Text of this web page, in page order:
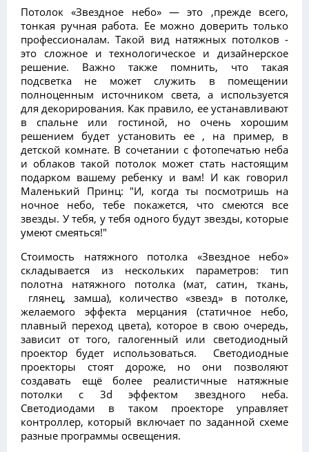
Потолок «Звездное небо» — это ,прежде всего,
тонкая ручная работа. Ее можно доверить только
профессионалам. Такой вид натяжных потолков -
это сложное и технологическое и дизайнерское
решение. Важно также помнить, что такая
подсветка не может служить в помещении
полноценным источником света, а используется
для декорирования. Как правило, ее устанавливают
в спальне или гостиной, но очень хорошим
решением будет установить ее , на пример, в
детской комнате. В сочетании с фотопечатью неба
и облаков такой потолок может стать настоящим
подарком вашему ребенку и вам! И как говорил
Маленький Принц: "И, когда ты посмотришь на
ночное небо, тебе покажется, что смеются все
звезды. У тебя, у тебя одного будут звезды, которые
умеют смеяться!"
Стоимость натяжного потолка «Звездное небо»
складывается из нескольких параметров: тип
полотна натяжного потолка (мат, сатин, ткань,
глянец, замша), количество «звезд» в потолке,
желаемого эффекта мерцания (статичное небо,
плавный переход цвета), которое в свою очередь,
зависит от того, галогенный или светодиодный
проектор будет использоваться.
Светодиодные
проекторы стоят дороже, но они позволяют
создавать ещё более реалистичные натяжные
потолки с 3d эффектом звездного неба.
Светодиодами в таком проекторе управляет
контроллер, который включает по заданной схеме
разные программы освещения.